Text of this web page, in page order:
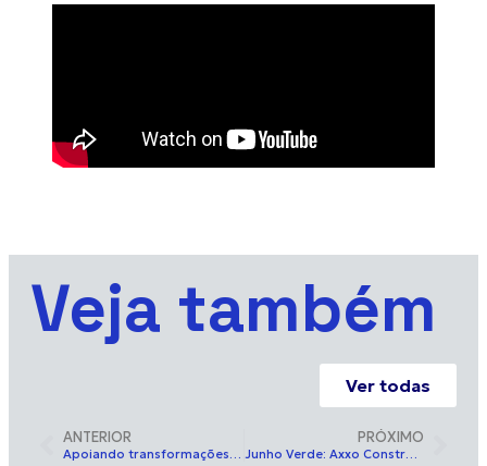
Veja também
Ver todas
ANTERIOR
Apoiando transformações e testemunhando mudanças
PRÓXIMO
Junho Verde: Axxo Construtora adere Programa Carbono Zero e outras inciativas ESG